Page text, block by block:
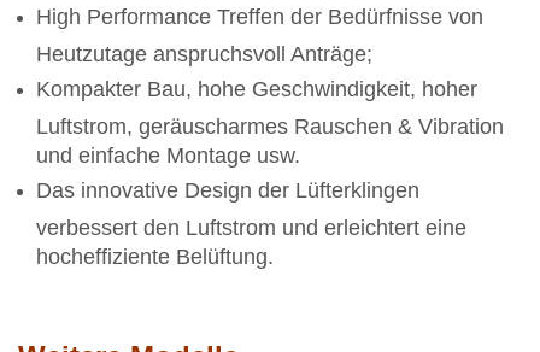
High Performance Treffen der Bedürfnisse von
Heutzutage anspruchsvoll Anträge;
Kompakter Bau, hohe Geschwindigkeit, hoher
Luftstrom, geräuscharmes Rauschen & Vibration
und einfache Montage usw.
Das innovative Design der Lüfterklingen
verbessert den Luftstrom und erleichtert eine
hocheffiziente Belüftung.